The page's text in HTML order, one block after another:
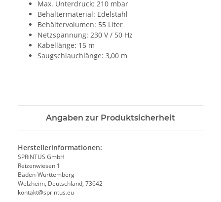
Max. Unterdruck: 210 mbar
Behältermaterial: Edelstahl
Behältervolumen: 55 Liter
Netzspannung: 230 V / 50 Hz
Kabellänge: 15 m
Saugschlauchlänge: 3,00 m
Angaben zur Produktsicherheit
Herstellerinformationen:
SPRiNTUS GmbH
Reizenwiesen 1
Baden-Württemberg
Welzheim, Deutschland, 73642
kontakt@sprintus.eu